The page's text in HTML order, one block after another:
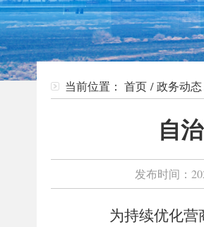
当前位置： 首页 /政务动态
自
发布时间：
为持续优化营